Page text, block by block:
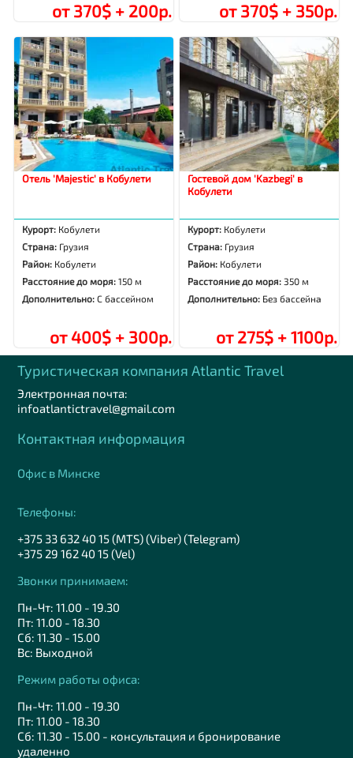
от 370$ + 200р. от 370$ + 350р.
Отель 'Majestic' в Кобулети
Курорт: Кобулети
Страна: Грузия
Район: Кобулети
Расстояние до моря:150 м
Дополнительно:С бассейном
от 400$ + 300р.
Гостевой дом 'Kazbegi' в
Кобулети
Курорт: Кобулети
Страна: Грузия
Район: Кобулети
Расстояние до моря: 350 м
Дополнительно: Без бассейна
от 275$ + 1100р.
Туристическая компания Аtlantic Travel
Электронная почта:
infoatlantictravel@gmail.com
Контактная информация
Офис в Минске
Телефоны:
+375 33 632 40 15 (MTS) (Viber) (Telegram)
+375 29 162 40 15 (Vel)
Звонки принимаем:
Пн-Чт: 11.00 - 19.30
Пт: 11.00 - 18.30
Сб: 11.30 - 15.00
Вс: Выходной
Режим работы офиса:
Пн-Чт: 11.00 - 19.30
Пт: 11.00 - 18.30
Сб: 11.30 - 15.00 - консультация и бронирование
удаленно